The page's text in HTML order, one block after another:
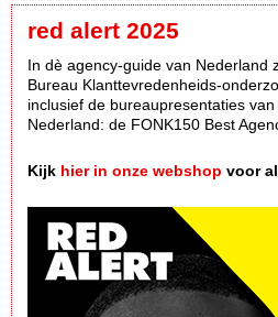
red alert 2025
In dè agency-guide van Nederland
Bureau Klanttevredenheids-
inclusief de bureaupresentaties
Nederland: de FONK150 Best
Kijk hier in onze webshop voor